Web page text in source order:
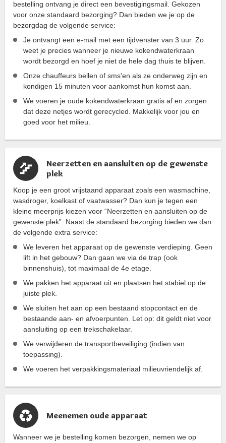
bestelling ontvang je direct een bevestigingsmail. Gekozen
voor onze standaard bezorging? Dan bieden we je op de
bezorgdag de volgende service:
Je ontvangt een e-mail met een tijdvenster van 3 uur. Zo
weet je precies wanneer je nieuwe kokendwaterkraan
wordt bezorgd en hoef je niet de hele dag thuis te blijven.
Onze chauffeurs bellen of sms'en als ze onderweg zijn en
kondigen 15 minuten voor aankomst hun komst aan.
We voeren je oude kokendwaterkraan gratis af en zorgen
dat deze netjes wordt gerecycled. Makkelijk voor jou en
goed voor het milieu.
Neerzetten en aansluiten op de gewenste
plek
Koop je een groot vrijstaand apparaat zoals een wasmachine,
wasdroger, koelkast of vaatwasser? Dan kun je tegen een
kleine meerprijs kiezen voor “Neerzetten en aansluiten op de
gewenste plek”. Naast de standaard bezorging bieden we dan
de volgende extra service:
We leveren het apparaat op de gewenste verdieping. Geen
lift in het gebouw? Dan gaan we via de trap (ook
binnenshuis), tot maximaal de 4e etage.
We pakken het apparaat uit en plaatsen het stabiel op de
juiste plek.
We sluiten het aan op een bestaand stopcontact en de
bestaande aan- en afvoerpunten. Let op: dit geldt niet voor
aansluiting op een trekschakelaar.
We verwijderen de transportbeveiliging (indien van
toepassing).
We voeren het verpakkingsmateriaal milieuvriendelijk af.
Meenemen oude apparaat
Wanneer we je bestelling komen bezorgen, nemen we op